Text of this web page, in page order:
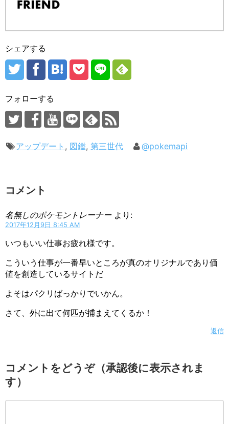
シェアする
フォローする
アップデート , 図鑑, 第三世代 @pokemapi
コメント
名無しのポケモントレーナー より:
2017年12月9日 8:45 AM
いつもいい仕事お疲れ様です。
こういう仕事が一番早いところが真のオリジナルであり価
値を創造しているサイトだ
よそはパクリばっかりでいかん。
さて、外に出て何匹が捕まえてくるか！
返信
コメントをどうぞ（承認後に表示されま
す）